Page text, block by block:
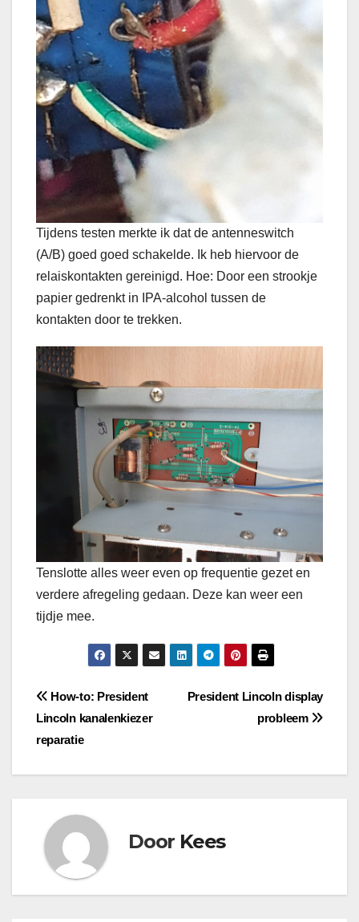
Tijdens testen merkte ik dat de antenneswitch
(A/B) goed goed schakelde. Ik heb hiervoor de
relaiskontakten gereinigd. Hoe: Door een strookje
papier gedrenkt in IPA-alcohol tussen de
kontakten door te trekken.
Tenslotte alles weer even op frequentie gezet en
verdere afregeling gedaan. Deze kan weer een
tijdje mee.
Bericht
navigatie
President Lincoln display
probleem
How-to: President
Lincoln kanalenkiezer
reparatie
Door Kees